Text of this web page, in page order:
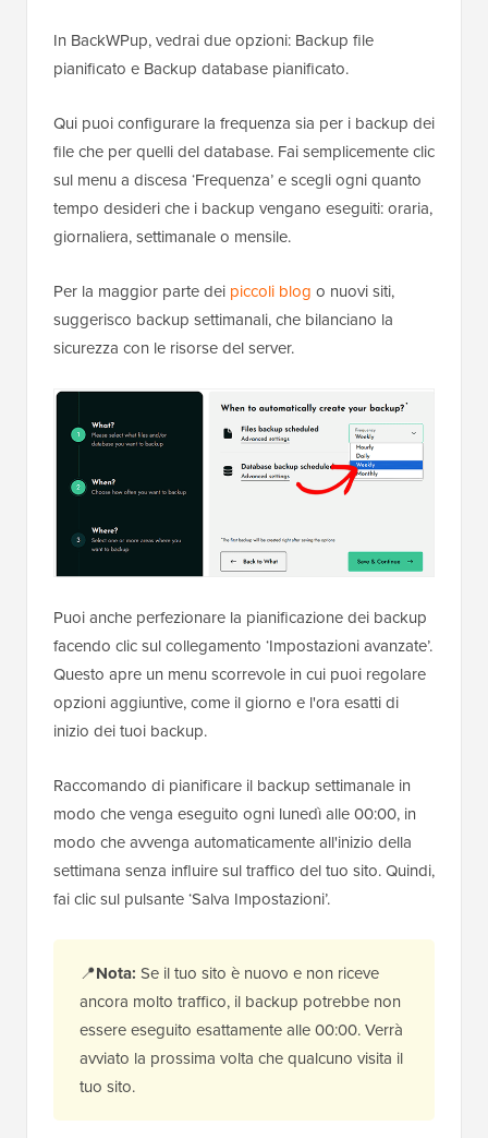
In BackWPup, vedrai due opzioni: Backup file
pianificato e Backup database pianificato.
Qui puoi configurare la frequenza sia per i backup dei
file che per quelli del database. Fai semplicemente clic
sul menu a discesa ‘Frequenza’ e scegli ogni quanto
tempo desideri che i backup vengano eseguiti: oraria,
giornaliera, settimanale o mensile.
Per la maggior parte dei piccoli blog o nuovi siti,
suggerisco backup settimanali, che bilanciano la
sicurezza con le risorse del server.
Puoi anche perfezionare la pianificazione dei backup
facendo clic sul collegamento ‘Impostazioni avanzate’.
Questo apre un menu scorrevole in cui puoi regolare
opzioni aggiuntive, come il giorno e l'ora esatti di
inizio dei tuoi backup.
Raccomando di pianificare il backup settimanale in
modo che venga eseguito ogni lunedì alle 00:00, in
modo che avvenga automaticamente all'inizio della
settimana senza influire sul traffico del tuo sito. Quindi,
fai clic sul pulsante ‘Salva Impostazioni’.
📍Nota: Se il tuo sito è nuovo e non riceve
ancora molto traffico, il backup potrebbe non
essere eseguito esattamente alle 00:00. Verrà
avviato la prossima volta che qualcuno visita il
tuo sito.